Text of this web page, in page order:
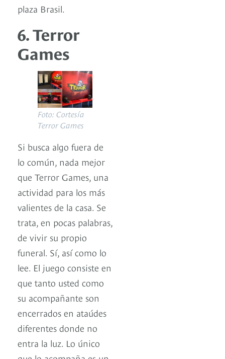
plaza Brasil.
6. Terror
Games
Foto: Cortesía
Terror Games
Si busca algo fuera de
lo común, nada mejor
que Terror Games, una
actividad para los más
valientes de la casa. Se
trata, en pocas palabras,
de vivir su propio
funeral. Sí, así como lo
lee. El juego consiste en
que tanto usted como
su acompañante son
encerrados en ataúdes
diferentes donde no
entra la luz. Lo único